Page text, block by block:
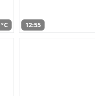
12:55